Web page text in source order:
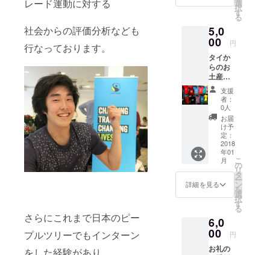
レード運動に対する
社会からの評価分析なども
行なっております。
さらにこれまで日本のピー
プルツリーでもインターン
メージ
選
択
す
る
5,0
00 円
タイか
らのお
土産を
買って
きま
す！＋
お礼の
お手紙
「Tシャ
ツ」 (画
像はイ
メージ
です)
支援
者：
0人
お届
け予
定：
2018
年01
月
詳細を見る
こ
の
リ
タ
ー
ン
を
選
択
す
る
6,0
00 円
お礼の